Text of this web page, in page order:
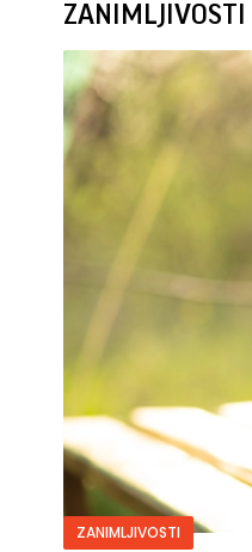
ZANIMLJIVOSTI
ZANIMLJIVOSTI